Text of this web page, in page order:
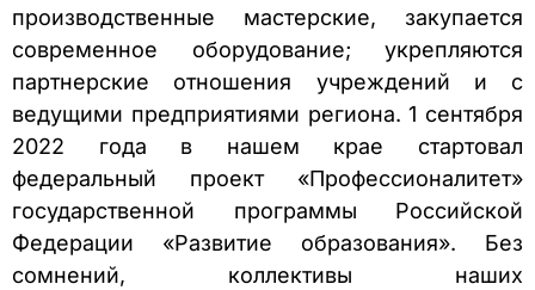
производственные мастерские, закупается
современное оборудование; укрепляются
партнерские отношения учреждений и с
ведущими предприятиями региона. 1 сентября
2022 года в нашем крае стартовал
федеральный проект «Профессионалитет»
государственной программы Российской
Федерации «Развитие образования». Без
сомнений, коллективы наших